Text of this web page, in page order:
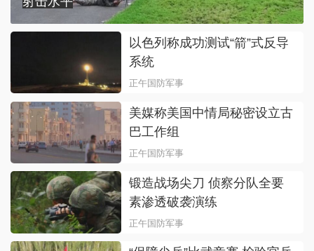
以色列称成功测试“箭”式反导
系统
正午国防军事
美媒称美国中情局秘密设立古
巴工作组
正午国防军事
锻造战场尖刀 侦察分队全要
素渗透破袭演练
正午国防军事